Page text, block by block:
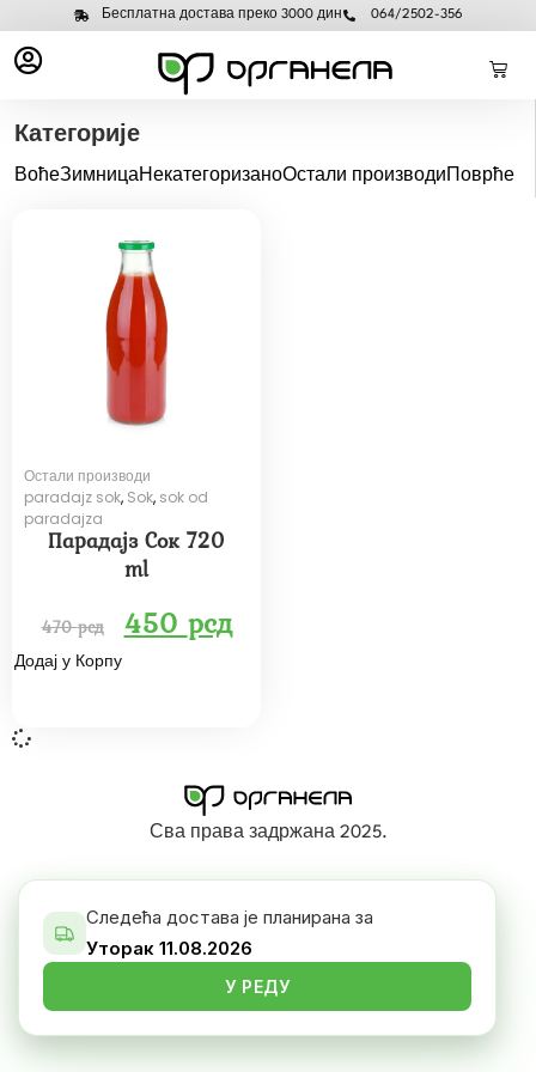
Бесплатна достава преко 3000 дин 064/2502-356
Категорије
ВоћеЗимницаНекатегоризаноОстали производиПоврће
Остали производи
paradajz sok, Sok, sok od
paradajza
Парадајз Сок 720
ml
470рсд 450 рсд
Додај у Корпу
Сва права задржана 2025.
Следећа достава је планирана за
Уторак 11.08.2026
У РЕДУ